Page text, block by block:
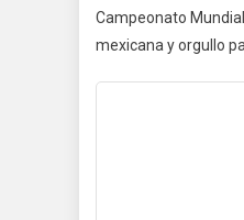
Campeonato
mexicana y orgullo